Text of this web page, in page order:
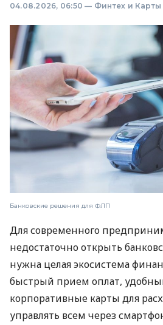
04.08.2026, 06:50 — Финтех и Карты
Банковские решения для ФЛП
Для современного
недостаточно открыть
нужна целая экосистема
быстрый прием оплат,
корпоративные карты для
управлять всем через